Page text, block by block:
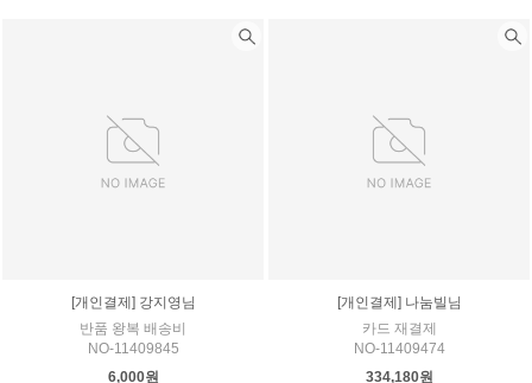
[개인결제] 강지영님
반품 왕복 배송비
NO-11409845
6,000원
[개인결제] 나눔빌님
카드 재결제
NO-11409474
334,180원